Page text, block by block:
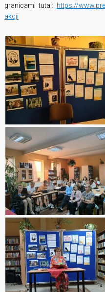
granicami tutaj: https://
akcji